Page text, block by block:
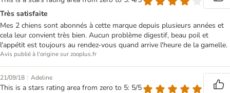
Très satisfaite
Mes 2 chiens sont abonnés à cette marque depuis plusieurs années et
cela leur convient très bien. Aucun problème digestif, beau poil et
l'appétit est toujours au rendez-vous quand arrive l'heure de la gamelle.
Avis publié à l'origine sur zooplus.fr
21/09/18 | Adeline
This is a stars rating area from zero to 5: 5/5